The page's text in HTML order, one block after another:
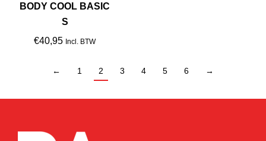
BODY COOL BASIC
S
€40,95 Incl. BTW
← 1 2 3 4 5 6 →